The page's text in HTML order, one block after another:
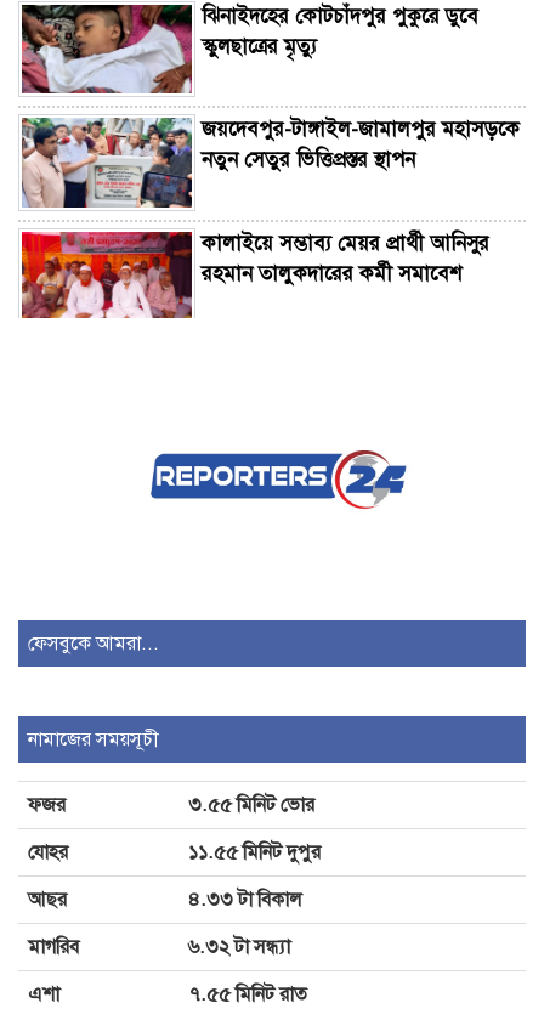
ঝিনাইদহের কোটচাঁদপুর পুকুরে ডুবে
স্কুলছাত্রের মৃত্যু
জয়দেবপুর-টাঙ্গাইল-জামালপুর মহাসড়কে
নতুন সেতুর ভিত্তিপ্রস্তর স্থাপন
কালাইয়ে সম্ভাব্য মেয়র প্রার্থী আনিসুর
রহমান তালুকদারের কর্মী সমাবেশ
চার বছরে শেষ হয়নি ব্রিজের কাজ,
ভোগন্তিতে ৪০ গ্রামের মানুষ
চেষ্টা, মাসুদ গ্রেপ্তার
কাঁচামরিচের কেজিতে কমেছে ১৫০ টাকা,
উচ্চমূল্যেই বিক্রি হচ্ছে মুরগি ও অধিকাংশ
সবজি
ফেসবুকে আমরা...
নামাজের সময়সূচী
ফজর
৩.৫৫ মিনিট ভোর
যোহর
১১.৫৫ মিনিট দুপুর
আছর
৪.৩৩ টা বিকাল
মাগরিব
৬.৩২ টা সন্ধ্যা
এশা
৭.৫৫ মিনিট রাত